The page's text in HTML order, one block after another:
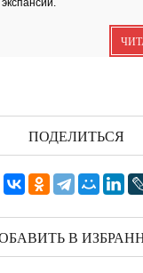
книги
ПОДЕЛИТЬСЯ
В